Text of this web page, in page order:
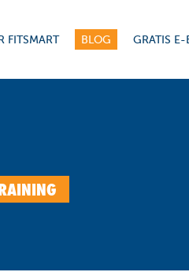
FITSMART BLOG GRATIS E-